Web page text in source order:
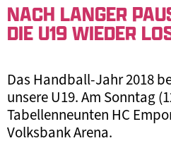
NACH LANGER
DIE U19 WIEDER
Das Handball-Jahr 2018
unsere U19. Am Sonntag
Tabellenneunten HC
Volksbank Arena.